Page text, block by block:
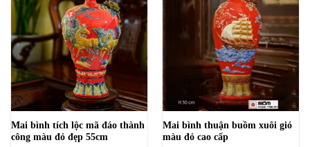
Mai bình tích lộc mã đáo thành
công màu đỏ đẹp 55cm
Mai bình thuận buồm xuôi gió
màu đỏ cao cấp